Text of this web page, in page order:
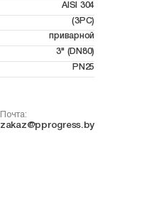
AISI 304
(3PC)
приварной
3" (DN80)
PN25
Почта:
zakaz@pprogress.by